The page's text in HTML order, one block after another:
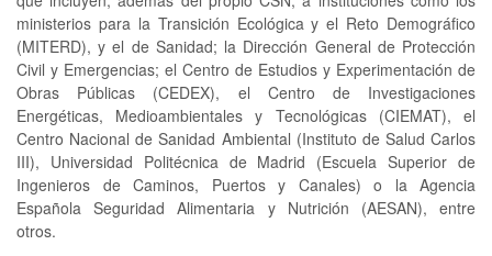
ministerios para la Transición Ecológica y el Reto Demográfico
(MITERD), y el de Sanidad; la Dirección General de Protección
Civil y Emergencias; el Centro de Estudios y Experimentación de
Obras Públicas (CEDEX), el Centro de Investigaciones
Energéticas, Medioambientales y Tecnológicas (CIEMAT), el
Centro Nacional de Sanidad Ambiental (Instituto de Salud Carlos
III), Universidad Politécnica de Madrid (Escuela Superior de
Ingenieros de Caminos, Puertos y Canales) o la Agencia
Española Seguridad Alimentaria y Nutrición (AESAN), entre
otros.